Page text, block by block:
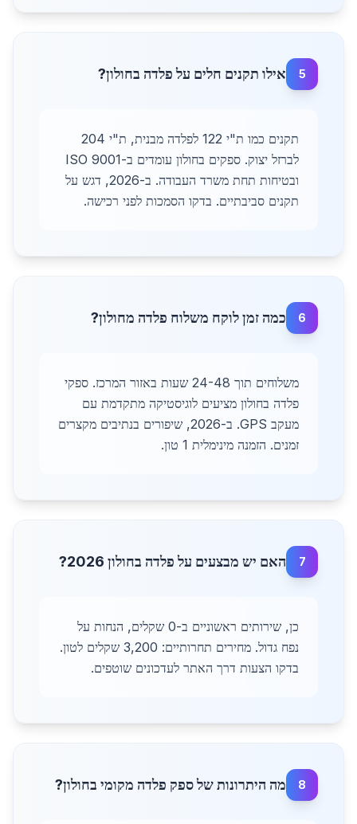
5 אילו תקנים חלים על פלדה בחולון?
תקנים כמו ת"י 122 לפלדה מבנית, ת"י 204
לברזל יצוק. ספקים בחולון עומדים ב-ISO 9001
ובטיחות תחת משרד העבודה. ב-2026, דגש על
תקנים סביבתיים. בדקו הסמכות לפני רכישה.
6 כמה זמן לוקח משלוח פלדה מחולון?
משלוחים תוך 24-48 שעות באזור המרכז. ספקי
פלדה בחולון מציעים לוגיסטיקה מתקדמת עם
מעקב GPS. ב-2026, שיפורים בנתיבים מקצרים
זמנים. הזמנה מינימלית 1 טון.
7 האם יש מבצעים על פלדה בחולון 2026?
כן, שירותים ראשוניים ב-0 שקלים, הנחות על
נפח גדול. מחירים תחרותיים: 3,200 שקלים לטון.
בדקו הצעות דרך האתר לעדכונים שוטפים.
8 מה היתרונות של ספק פלדה מקומי בחולון?